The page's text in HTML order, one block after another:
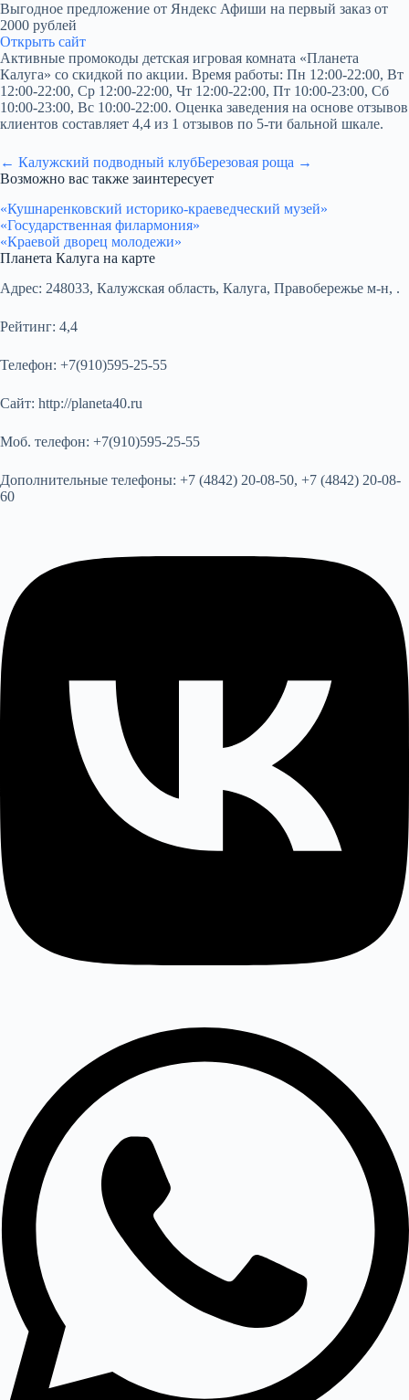
Выгодное предложение от Яндекс Афиши на первый заказ от
2000 рублей
Открыть сайт
Активные промокоды детская игровая комната «Планета
Калуга» со скидкой по акции. Время работы: Пн 12:00-22:00, Вт
12:00-22:00, Ср 12:00-22:00, Чт 12:00-22:00, Пт 10:00-23:00, Сб
10:00-23:00, Вс 10:00-22:00. Оценка заведения на основе отзывов
клиентов составляет 4,4 из 1 отзывов по 5-ти бальной шкале.
← Калужский подводный клубБерезовая роща →
Возможно вас также заинтересует
«Кушнаренковский историко-краеведческий музей»
«Государственная филармония»
«Краевой дворец молодежи»
Планета Калуга на карте
Адрес: 248033, Калужская область, Калуга, Правобережье м-н, .
Рейтинг: 4,4
Телефон: +7(910)595-25-55
Сайт: http://planeta40.ru
Моб. телефон: +7(910)595-25-55
Дополнительные телефоны: +7 (4842) 20-08-50, +7 (4842) 20-08-
60